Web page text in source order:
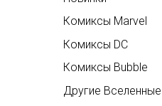
Комиксы Marvel
Комиксы DC
Комиксы Bubble
Другие Вселенные